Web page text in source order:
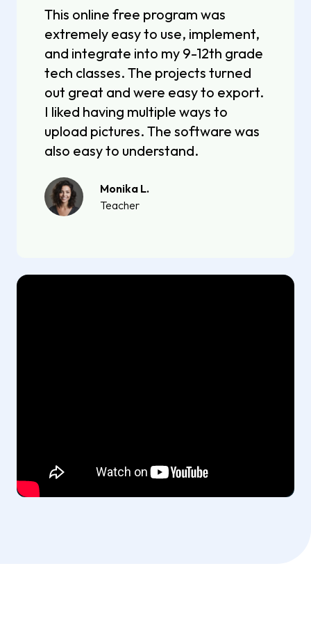
This online free program was
extremely easy to use, implement,
and integrate into my 9-12th grade
tech classes. The projects turned
out great and were easy to export.
I liked having multiple ways to
upload pictures. The software was
also easy to understand.
Monika L.
Teacher